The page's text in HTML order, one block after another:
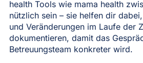
health Tools wie mama health
nützlich sein – sie helfen dir
und Veränderungen im Laufe der
dokumentieren, damit das
Betreuungsteam konkreter wird.